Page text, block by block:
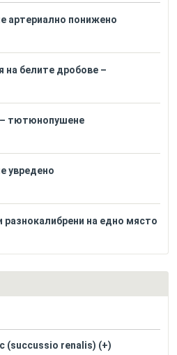
артериално понижено
на белите дробове –
тютюнопушене
увредено
разнокалибрени на едно място
(succussio renalis) (+)